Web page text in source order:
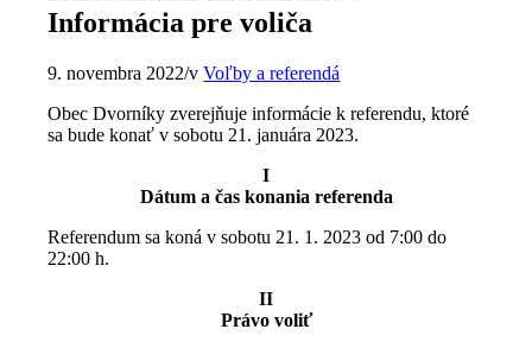
Informácia pre voliča
9. novembra 2022/vVoľby a referendá
Obec Dvorníky zverejňuje informácie k referendu, ktoré
sa bude konať v sobotu 21. januára 2023.
I
Dátum a čas konania referenda
Referendum sa koná v sobotu 21. 1. 2023 od 7:00 do
22:00 h.
II
Právo voliť